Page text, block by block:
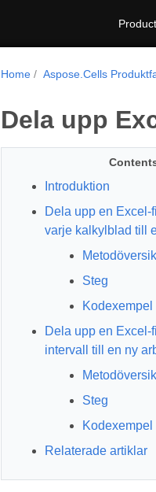
Home Aspose.Cells
Dela upp
Introduktion
Dela upp en Excel-
varje kalkylblad till
Steg
Kodexempel
Dela upp en Excel-
intervall till en ny
Steg
Kodexempel
Relaterade artiklar